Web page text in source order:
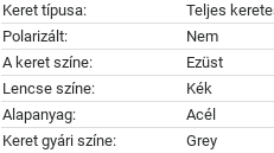
Keret típusa:
Teljes
Polarizált:
Nem
A keret színe:
Ezüst
Lencse színe:
Kék
Alapanyag:
Acél
Keret gyári színe:
Grey